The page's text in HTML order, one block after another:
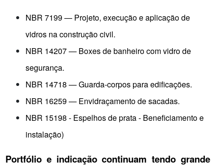
NBR 7199 — Projeto, execução e aplicação de
vidros na construção civil.
NBR 14207 — Boxes de banheiro com vidro de
segurança.
NBR 14718 — Guarda-corpos para edificações.
NBR 16259 — Envidraçamento de sacadas.
NBR 15198 - Espelhos de prata - Beneficiamento e
instalação)
Portfólio e indicação continuam tendo grande